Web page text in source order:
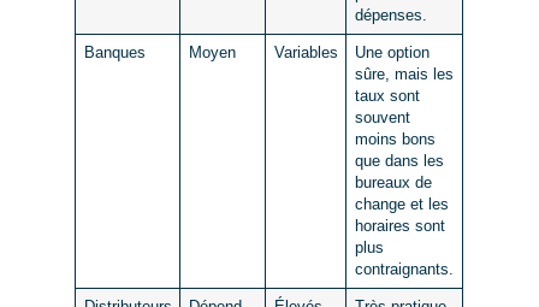
dépenses.
Banques Moyen Variables
Une option
sûre, mais les
taux sont
souvent
moins bons
que dans les
bureaux de
change et les
horaires sont
plus
contraignants.